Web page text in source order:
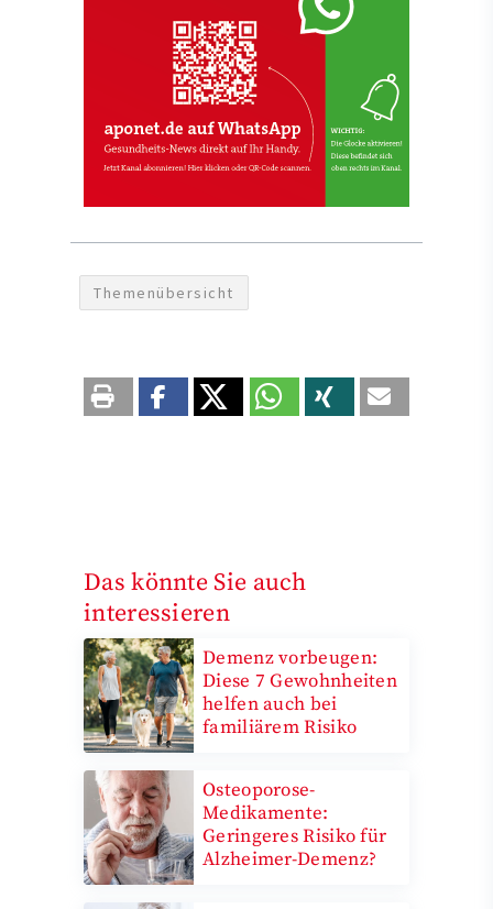
Themenübersicht
Das könnte Sie auch
interessieren
Demenz vorbeugen:
Diese 7 Gewohnheiten
helfen auch bei
familiärem Risiko
Osteoporose-
Medikamente:
Geringeres Risiko für
Alzheimer-Demenz?